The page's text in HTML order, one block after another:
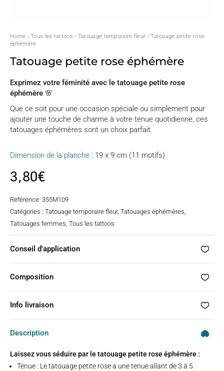
Home ›Tous les tattoos › Tatouage temporaire fleur › Tatouage petite rose
éphémère
Tatouage petite rose éphémère
Exprimez votre féminité avec le tatouage petite rose
éphémère 🌸
Que ce soit pour une occasion spéciale ou simplement pour
ajouter une touche de charme à votre tenue quotidienne, ces
tatouages éphémères sont un choix parfait.
Dimension de la planche : 19 x 9 cm (11 motifs)
3,80€
Référence: 355M109
Catégories : Tatouage temporaire fleur, Tatouages éphémères,
Tatouages femmes, Tous les tattoos
Conseil d'application
Composition
Info livraison
Description
Laissez vous séduire par le tatouage petite rose éphémère :
Tenue : Le tatouage petite rose a une tenue allant de 3 à 5